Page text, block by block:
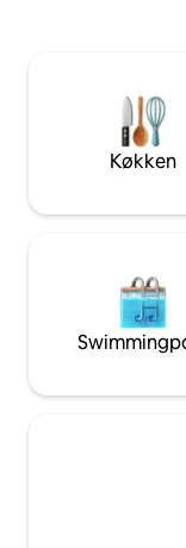
kreativt og
Køkken